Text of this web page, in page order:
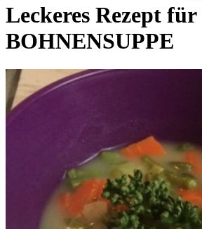
Leckeres Rezept für
BOHNENSUPPE